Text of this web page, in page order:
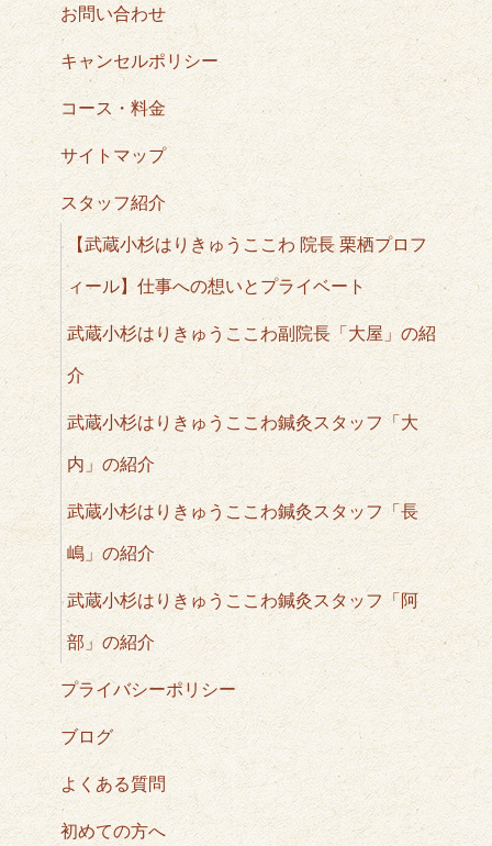
お問い合わせ
キャンセルポリシー
コース・料金
サイトマップ
スタッフ紹介
【武蔵小杉はりきゅうここわ 院長 栗栖プロフ
ィール】仕事への想いとプライベート
武蔵小杉はりきゅうここわ副院長「大屋」の紹
介
武蔵小杉はりきゅうここわ鍼灸スタッフ「大
内」の紹介
武蔵小杉はりきゅうここわ鍼灸スタッフ「長
嶋」の紹介
武蔵小杉はりきゅうここわ鍼灸スタッフ「阿
部」の紹介
プライバシーポリシー
ブログ
よくある質問
初めての方へ